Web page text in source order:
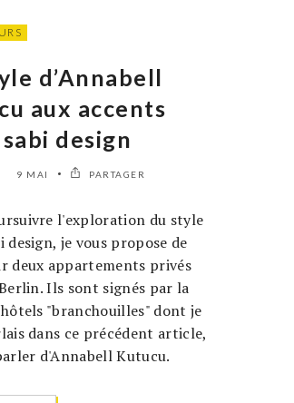
d’Annabell
aux accents
design
9 MAI PARTAGER
l'exploration du style
design, je vous propose de
deux appartements privés
Ils sont signés par la
"branchouilles" dont je
dans ce précédent article,
d'Annabell Kutucu.